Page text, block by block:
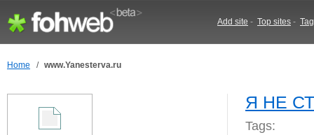
Add site - Top sites -
Home / www.Yanesterva.ru
Я НЕ
Tags: